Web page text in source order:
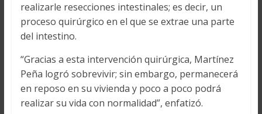
realizarle resecciones intestinales; es decir, un
proceso quirúrgico en el que se extrae una parte
del intestino.
“Gracias a esta intervención quirúrgica, Martínez
Peña logró sobrevivir; sin embargo, permanecerá
en reposo en su vivienda y poco a poco podrá
realizar su vida con normalidad”, enfatizó.